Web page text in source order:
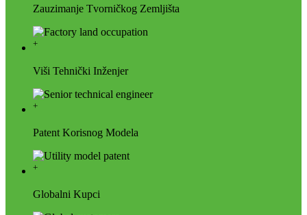
Zauzimanje Tvorničkog Zemljišta
+
Viši Tehnički Inženjer
+
Patent Korisnog Modela
+
Globalni Kupci